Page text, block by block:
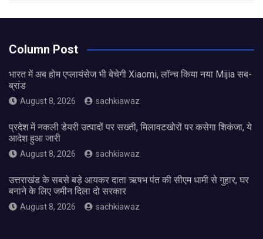
Column Post
भारत में अब होम एप्लायंसेज भी बेचेगी Xiaomi, लॉन्च किया नया Mijia सब-
ब्रांड
August 8, 2026 sachkiawaz
प्रदेश में नकली डेयरी उत्पादों पर सख्ती, मिलावटखोरों पर कसेगा शिकंजा, ये
आदेश हुआ जारी
August 8, 2026 sachkiawaz
उत्तराखंड के सबसे बड़े आयकर दाता ऋषभ पंत की सीएम धामी से गुहार, घर
बनाने के लिए जमीन दिला दो सरकार
August 8, 2026 sachkiawaz